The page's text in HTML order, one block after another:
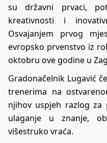
su državni prvaci,
kreativnosti i
Osvajanjem prvog
evropsko prvenstvo iz
oktobru ove godine u
Gradonačelnik Lugavić
trenerima na
njihov uspjeh razlog
ulaganje u znanje,
višestruko vraća.